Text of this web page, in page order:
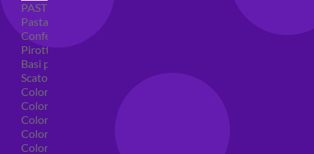
PASTICCERIA
Pasta di zucchero
Confetti
Pirottini
Basi polistirolo per torte
Scatole per torte
Coloranti alimentari
Coloranti alimentari in gel
Colorante alimentare spray
Coloranti alimentari in polvere
Coloranti liquidi